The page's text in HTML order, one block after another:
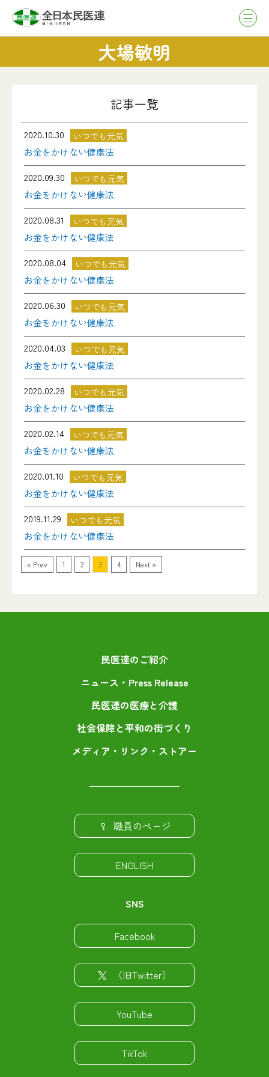
大場敏明
記事一覧
2020.10.30 いつでも元気
お金をかけない健康法
2020.09.30
いつでも元気
お金をかけない健康法
2020.08.31
いつでも元気
お金をかけない健康法
2020.08.04
いつでも元気
お金をかけない健康法
2020.06.30
いつでも元気
お金をかけない健康法
2020.04.03
いつでも元気
お金をかけない健康法
2020.02.28
いつでも元気
お金をかけない健康法
2020.02.14
いつでも元気
お金をかけない健康法
2020.01.10
いつでも元気
お金をかけない健康法
2019.11.29
いつでも元気
お金をかけない健康法
« Prev 1 2 3 4 Next »
民医連のご紹介
ニュース・Press Release
民医連の医療と介護
社会保障と平和の街づくり
メディア・リンク・ストアー
職員のページ
ENGLISH
SNS
Facebook
（旧Twitter）
YouTube
TikTok